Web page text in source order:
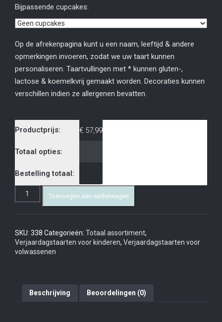
Bijpassende cupcakes:
Op de afrekenpagina kunt u een naam, leeftijd & andere
opmerkingen invoeren, zodat we uw taart kunnen
personaliseren. Taartvullingen met * kunnen gluten-,
lactose & koemelkvrij gemaakt worden. Decoraties kunnen
verschillen indien ze allergenen bevatten.
Productprijs: € 57,99
Totaal opties:
Bestelling totaal:
Toevoegen aan winkelwagen
SKU: 338 Categorieën: Totaal assortiment,
Verjaardagstaarten voor kinderen, Verjaardagstaarten voor
volwassenen
Beschrijving Beoordelingen (0)